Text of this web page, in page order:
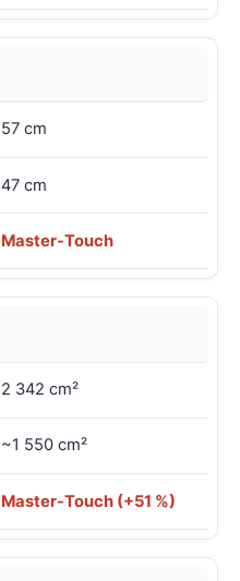
57 cm
47 cm
Master-Touch
2 342 cm²
~1 550 cm²
Master-Touch (+51 %)